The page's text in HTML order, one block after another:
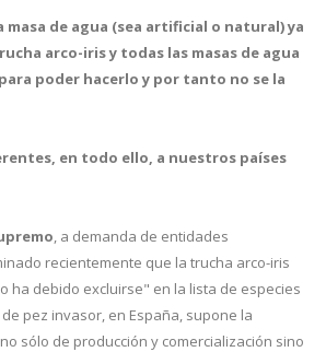
masa de agua (sea artificial o natural) ya
arco-iris y todas las masas de agua
poder hacerlo y por tanto no se la
en todo ello, a nuestros países
, a demanda de entidades
recientemente que la trucha arco-iris
ha debido excluirse" en la lista de especies
pez invasor, en España, supone la
sólo de producción y comercialización sino